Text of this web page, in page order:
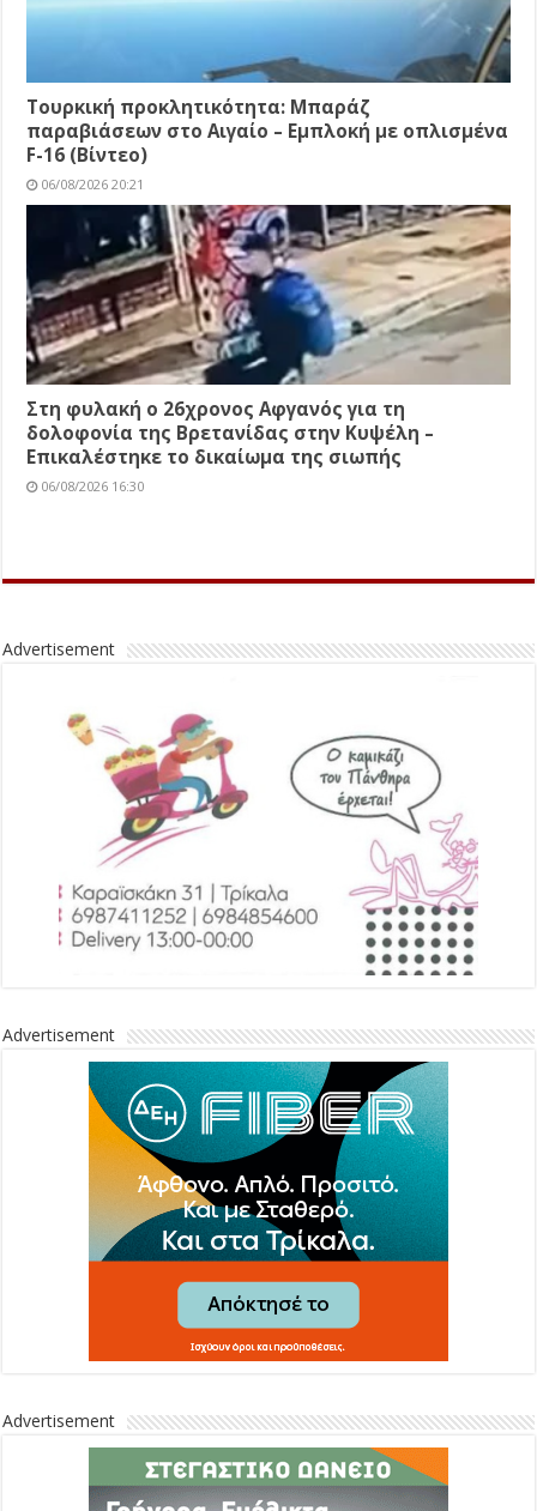
Τουρκική προκλητικότητα: Μπαράζ
παραβιάσεων στο Αιγαίο – Εμπλοκή με οπλισμένα
F-16 (Βίντεο)
06/08/2026 20:21
Στη φυλακή ο 26χρονος Αφγανός για τη
δολοφονία της Βρετανίδας στην Κυψέλη –
Επικαλέστηκε το δικαίωμα της σιωπής
06/08/2026 16:30
Advertisement
Advertisement
Advertisement